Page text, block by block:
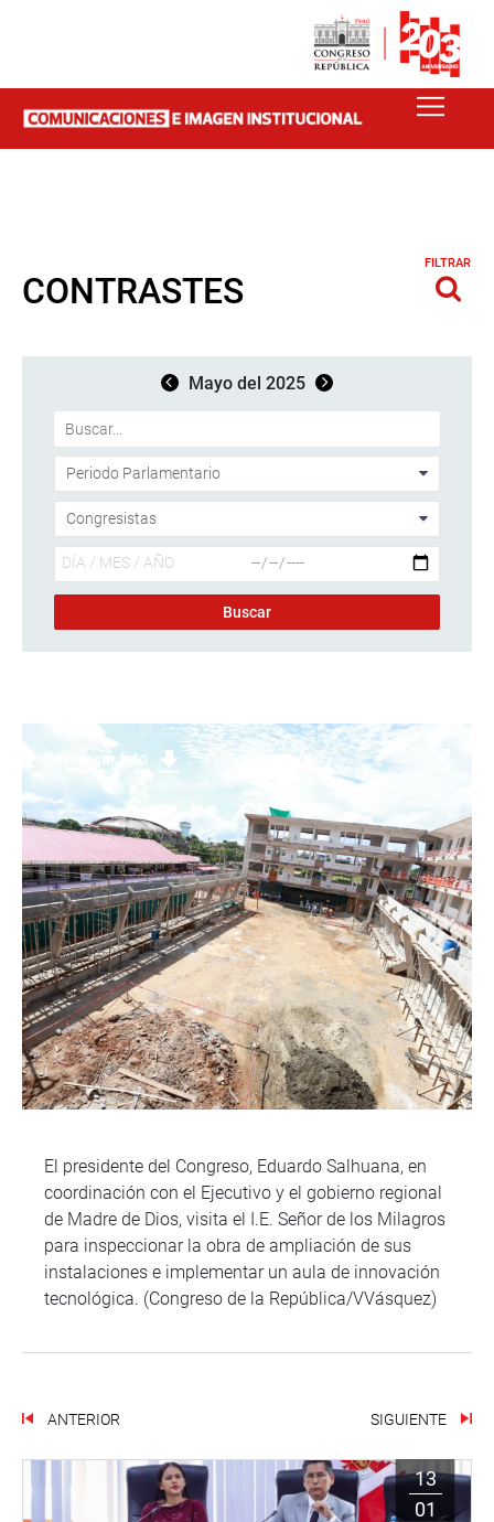
CONTRASTES
FILTRAR
Mayo del 2025
Descargar foto
El presidente del Congreso, Eduardo Salhuana, en
coordinación con el Ejecutivo y el gobierno regional
de Madre de Dios, visita el I.E. Señor de los Milagros
para inspeccionar la obra de ampliación de sus
instalaciones e implementar un aula de innovación
tecnológica. (Congreso de la República/VVásquez)
ANTERIOR SIGUIENTE
13
01